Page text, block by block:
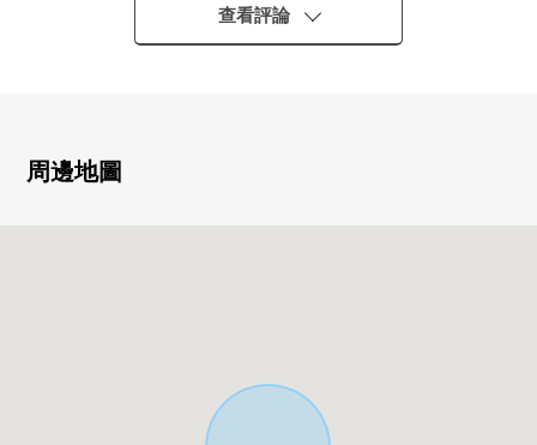
・用地面積106.01平方公尺(約32.06坪)
▼房間的特徴
查看評論
周邊地圖